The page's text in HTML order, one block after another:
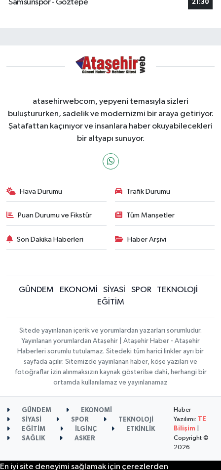
Samsunspor - Göztepe
21:30
atasehirwebcom, yepyeni temasıyla sizleri
buluştururken, sadelik ve modernizmi bir araya getiriyor.
Şatafattan kaçınıyor ve insanlara haber okuyabilecekleri
bir altyapı sunuyor.
Hava Durumu Trafik Durumu
Puan Durumu ve Fikstür Tüm Manşetler
Son Dakika Haberleri Haber Arşivi
GÜNDEM EKONOMİ SİYASİ SPOR
TEKNOLOJİ
EĞİTİM
Sitede yayınlanan içerik ve yorumlardan yazarları sorumludur.
Yayınlanan yorumlardan Ataşehir | Ataşehir Haber - Ataşehir
Haberleri sorumlu tutulamaz. Sitedeki tüm harici linkler ayrı bir
sayfada açılır. Sitemizde yayınlanan haber, köşe yazıları ve
fotoğraflar izin alınmaksızın kaynak gösterilse dahi, herhangi bir
ortamda kullanılamaz ve yayınlanamaz
GÜNDEM
EKONOMİ
SİYASİ
SPOR
TEKNOLOJİ
EĞİTİM
İLGİNÇ
ETKİNLİK
SAĞLIK
ASKER
Haber
Yazılımı: TE
Bilişim
Copyright ©
2026
En iyi site deneyimi sağlamak için çerezlerden